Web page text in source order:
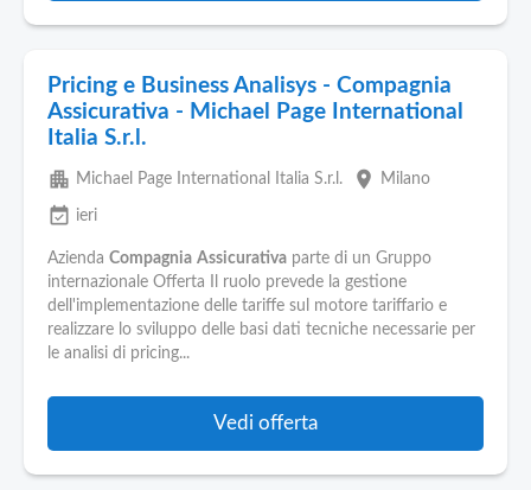
Pricing e Business Analisys - Compagnia
Assicurativa - Michael Page International
Italia S.r.l.
apartment Michael Page International Italia S.r.l. place Milano
event_available ieri
Azienda Compagnia Assicurativa parte di un Gruppo
internazionale Offerta Il ruolo prevede la gestione
dell'implementazione delle tariffe sul motore tariffario e
realizzare lo sviluppo delle basi dati tecniche necessarie per
le analisi di pricing...
Vedi offerta